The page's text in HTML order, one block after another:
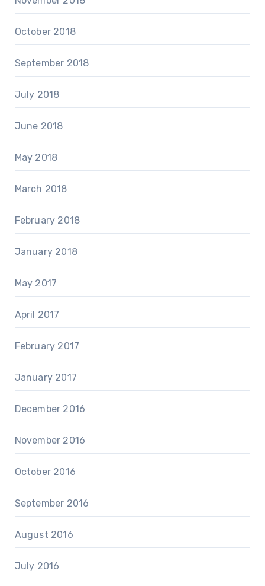
October 2018
September 2018
July 2018
June 2018
May 2018
March 2018
February 2018
January 2018
May 2017
April 2017
February 2017
January 2017
December 2016
November 2016
October 2016
September 2016
August 2016
July 2016